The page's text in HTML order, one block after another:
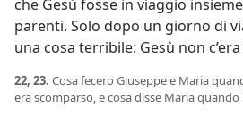
che Gesù fosse in viaggio
parenti. Solo dopo un giorno di
una cosa terribile: Gesù non c’era
22, 23. Cosa fecero Giuseppe e Maria
era scomparso, e cosa disse Maria